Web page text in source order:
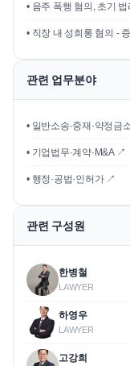
• 음주 폭행 혐의, 초기
• 직장 내 성희롱 혐의 -
관련 업무분야
• 일반소송·중재·약정금
• 기업법무·계약·M&A ↗
• 행정·공법·인허가 ↗
관련 구성원
한병철
LAWYER
하영우
LAWYER
고강희